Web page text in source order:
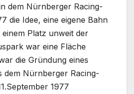
dem Nürnberger Racing-
die Idee, eine eigene Bahn
Platz unweit der
war eine Fläche
die Gründung eines
dem Nürnberger Racing-
1977